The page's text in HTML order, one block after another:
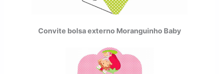
Convite bolsa externo Moranguinho Baby